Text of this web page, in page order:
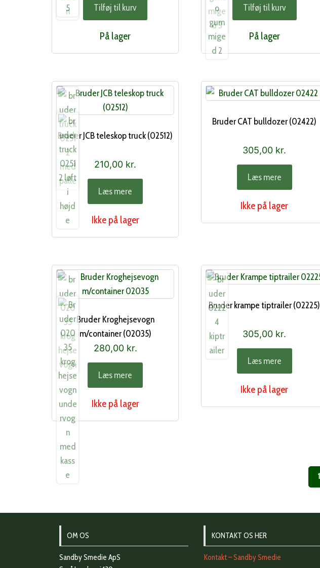
Tilføj til kurv
På lager
Tilføj til kurv
På lager
Bruder JCB teleskop truck (02512)
210,00 kr.
Læs mere
Ikke på lager
Bruder CAT bulldozer (02422)
305,00 kr.
Læs mere
Ikke på lager
Bruder Kroghejsevogn
m/container (02035)
280,00 kr.
Læs mere
Ikke på lager
Bruder krampe tiptrailer (02225)
305,00 kr.
Læs mere
Ikke på lager
1
OM OS
Sandby Smedie ApS
KONTAKT OS HER
Kontakt – Sandby Smedie